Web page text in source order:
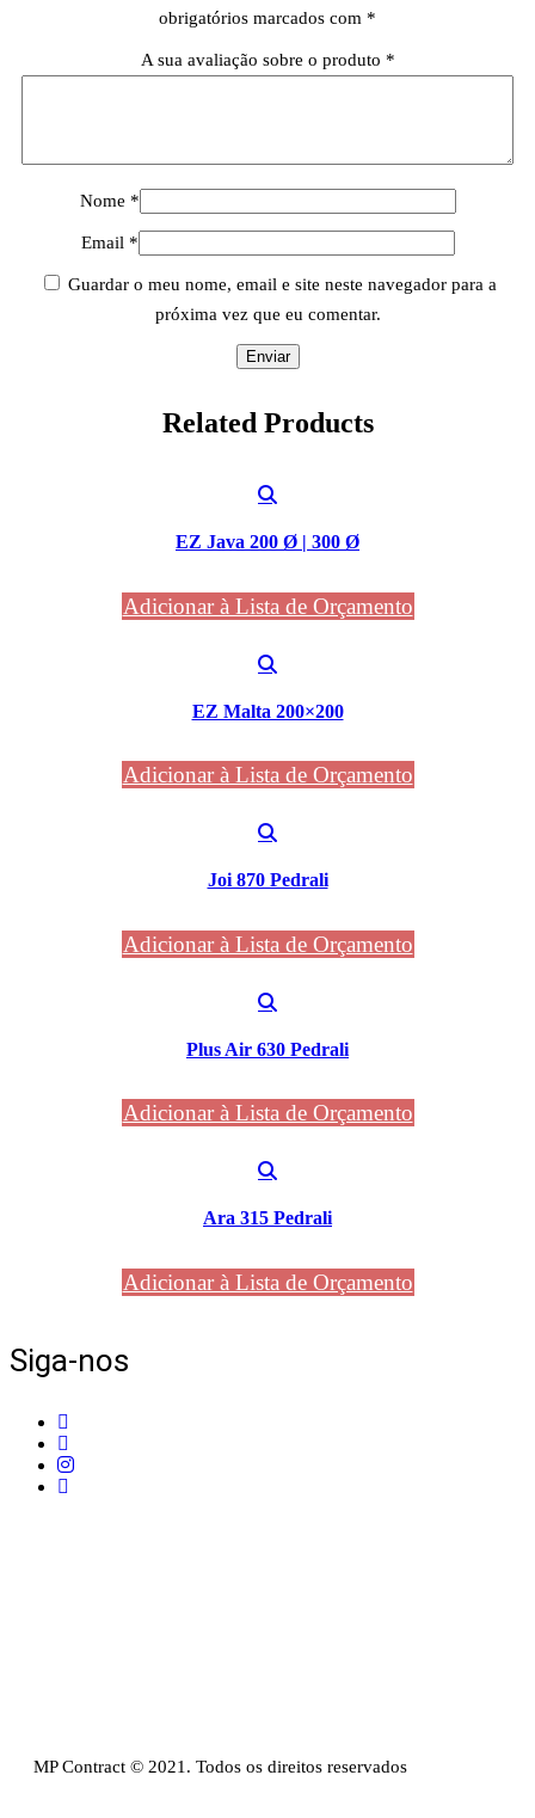
obrigatórios marcados com *
A sua avaliação sobre o produto *
Nome *
Email *
Guardar o meu nome, email e site neste navegador para a
próxima vez que eu comentar.
Related Products
EZ Java 200 Ø | 300 Ø
Adicionar à Lista de Orçamento
EZ Malta 200×200
Adicionar à Lista de Orçamento
Joi 870 Pedrali
Adicionar à Lista de Orçamento
Plus Air 630 Pedrali
Adicionar à Lista de Orçamento
Ara 315 Pedrali
Adicionar à Lista de Orçamento
Siga-nos
MP Contract © 2021. Todos os direitos reservados